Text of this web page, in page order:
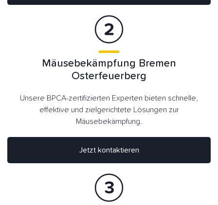
Jetzt kontaktieren
Mäusebekämpfung Bremen
Osterfeuerberg
Unsere BPCA-zertifizierten Experten bieten schnelle,
effektive und zielgerichtete Lösungen zur
Mäusebekämpfung.